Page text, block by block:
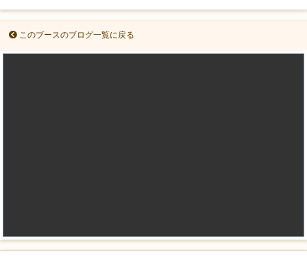
このブースのブログ一覧に戻る